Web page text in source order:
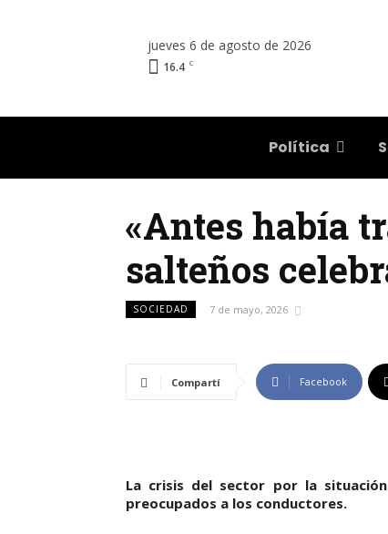
jueves 6 de agosto de 2026
16.4 C
Política
«Antes había
salteños
SOCIEDAD 7 de mayo, 2026
Compartí Facebook
La crisis del sector por la
preocupados a los conductores.